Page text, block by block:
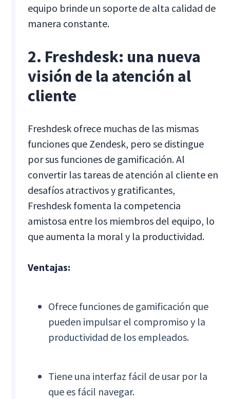
equipo brinde un soporte de alta calidad de
manera constante.
2. Freshdesk: una nueva
visión de la atención al
cliente
Freshdesk ofrece muchas de las mismas
funciones que Zendesk, pero se distingue
por sus funciones de gamificación. Al
convertir las tareas de atención al cliente en
desafíos atractivos y gratificantes,
Freshdesk fomenta la competencia
amistosa entre los miembros del equipo, lo
que aumenta la moral y la productividad.
Ventajas:
Ofrece funciones de gamificación que
pueden impulsar el compromiso y la
productividad de los empleados.
Tiene una interfaz fácil de usar por la
que es fácil navegar.